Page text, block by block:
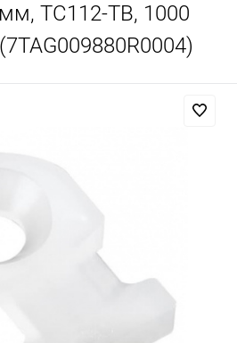
TC112-TB, 1000